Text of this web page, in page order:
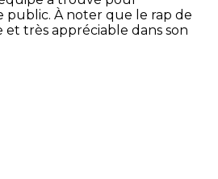
public. À noter que le rap de
et très appréciable dans son